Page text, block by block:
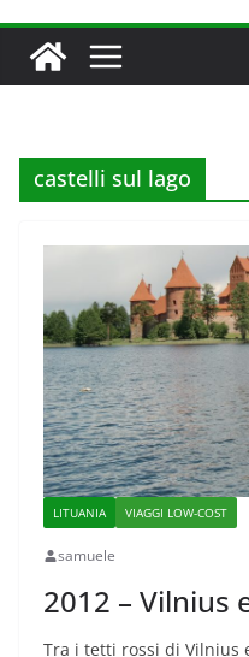
castelli sul lago
LITUANIA VIAGGI LOW-COST
samuele
2012 – Vilnius
Tra i tetti rossi di Vilnius